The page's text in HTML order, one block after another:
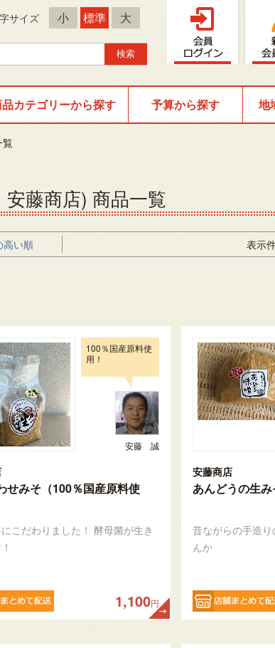
サイズ 小 標準 大
カテゴリーから探す 予算から探す 地
藤商店) 商品一覧
高い順 表示
100％国産原料使
用！
安藤 誠
せみそ（100％国産原料使
こだわりました！ 酵母菌が生き
1,100円
安藤商店
あんどうの生
昔ながらの手造
んか